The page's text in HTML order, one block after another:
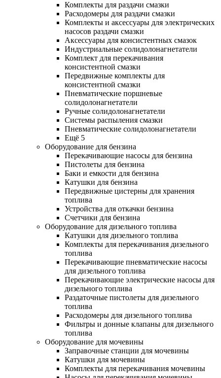
Комплекты для раздачи смазки
Расходомеры для раздачи смазки
Комплекты и аксессуары для электрических
насосов раздачи смазки
Аксессуары для консистентных смазок
Индустриальные солидолонагнетатели
Комплект для перекачивания
консистентной смазки
Передвижные комплекты для
консистентной смазки
Пневматические поршневые
солидолонагнетатели
Ручные солидолонагнетатели
Системы распыления смазки
Пневматические солидолонагнетатели
Ещё 5
Оборудование для бензина
Перекачивающие насосы для бензина
Пистолеты для бензина
Баки и емкости для бензина
Катушки для бензина
Передвижные цистерны для хранения
топлива
Устройства для откачки бензина
Счетчики для бензина
Оборудование для дизельного топлива
Катушки для дизельного топлива
Комплекты для перекачивания дизельного
топлива
Перекачивающие пневматические насосы
для дизельного топлива
Перекачивающие электрические насосы для
дизельного топлива
Раздаточные пистолеты для дизельного
топлива
Расходомеры для дизельного топлива
Фильтры и донные клапаны для дизельного
топлива
Оборудование для мочевины
Заправочные станции для мочевины
Катушки для мочевины
Комплекты для перекачивания мочевины